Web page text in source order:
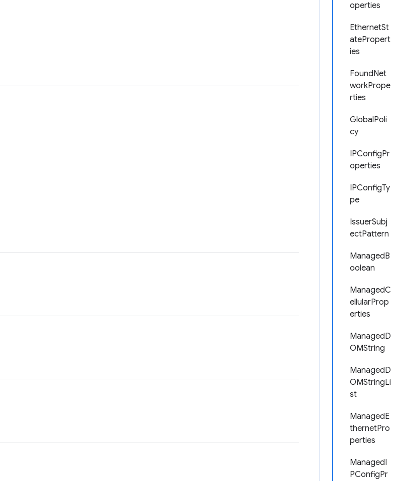
operties
EthernetSt
atePropert
ies
FoundNet
workPrope
rties
GlobalPoli
cy
IPConfigPr
operties
IPConfigTy
pe
IssuerSubj
ectPattern
ManagedB
oolean
ManagedC
ellularProp
erties
ManagedD
OMString
ManagedD
OMStringLi
st
ManagedE
thernetPro
perties
ManagedI
PConfigPr